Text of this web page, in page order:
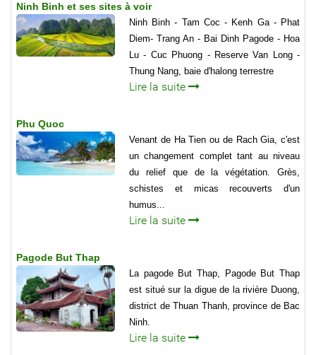
Ninh Binh et ses sites à voir
Ninh Binh - Tam Coc - Kenh Ga - Phat
Diem- Trang An - Bai Dinh Pagode - Hoa
Lu - Cuc Phuong - Reserve Van Long -
Thung Nang, baie d'halong terrestre
Lire la suite
Phu Quoc
Venant de Ha Tien ou de Rach Gia, c'est
un changement complet tant au niveau
du relief que de la végétation. Grès,
schistes et micas recouverts d'un
humus...
Lire la suite
Pagode But Thap
La pagode But Thap, Pagode But Thap
est situé sur la digue de la rivière Duong,
district de Thuan Thanh, province de Bac
Ninh.
Lire la suite